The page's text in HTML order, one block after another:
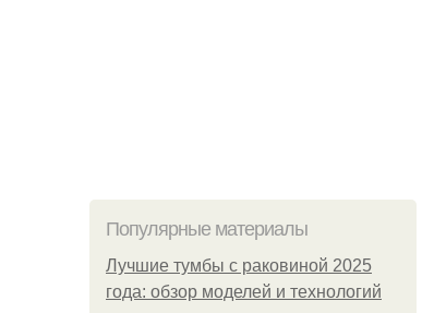
Популярные материалы
Лучшие тумбы с раковиной 2025
года: обзор моделей и технологий